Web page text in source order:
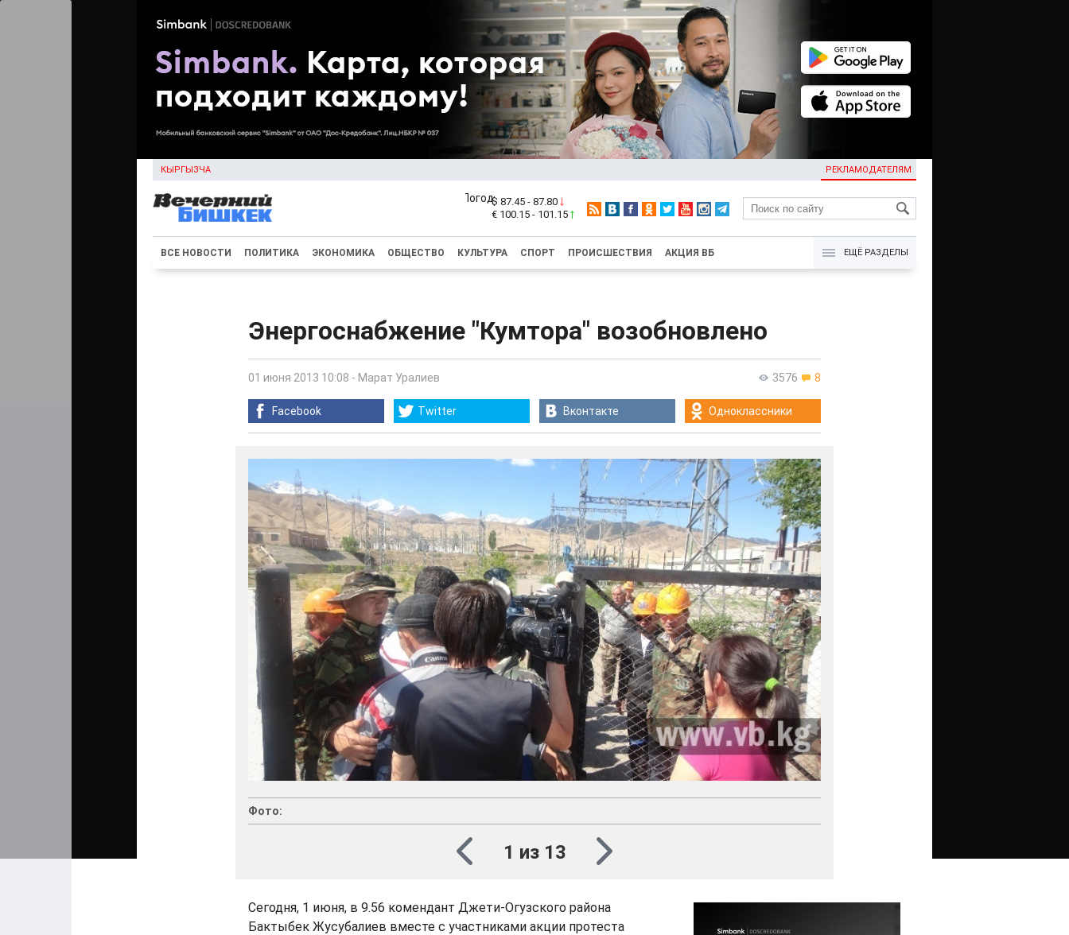
КЫРГЫЗЧА РЕКЛАМОДАТЕЛЯМ
KG
$ 87.45 - 87.80
€ 100.15 - 101.15
ВСЕ НОВОСТИ ПОЛИТИКА ЭКОНОМИКА ОБЩЕСТВО КУЛЬТУРА СПОРТ ПРОИСШЕСТВИЯ АКЦИЯ ВБ ЕЩЁ РАЗДЕЛЫ
Энергоснабжение "Кумтора" возобновлено
3576 8
01 июня 2013 10:08 - Марат Уралиев
Facebook Twitter Вконтакте Одноклассники
Фото:
1 из 13
Сегодня, 1 июня, в 9.56 комендант Джети-Огузского района
Бактыбек Жусубалиев вместе с участниками акции протеста